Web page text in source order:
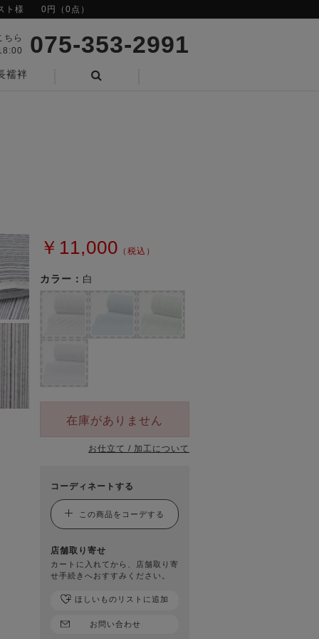
ト様 0円（0点）
ちら
075-353-2991
襦袢
￥11,000 （税込）
カラー： 白
在庫がありません
お仕立て / 加工について
コーディネートする
この商品をコーデする
店舗取り寄せ
カートに入れてから、店舗取り寄
せ手続きへおすすみください。
お問い合わせ
ほしいものリストに追加